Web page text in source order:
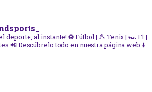
deporte, al instante! ⚽ Fútbol | 🎾 Tenis | 🏎️ F1 |
📲 Descúbrelo todo en nuestra página web ⬇️